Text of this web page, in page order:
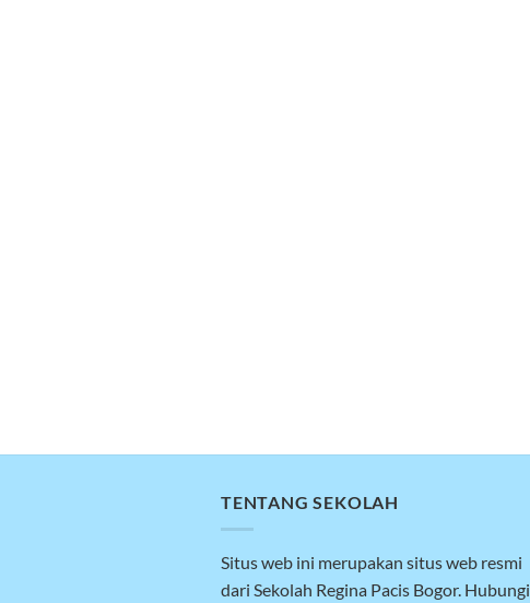
TENTANG SEKOLAH
Situs web ini merupakan situs web resmi
dari Sekolah Regina Pacis Bogor. Hubungi